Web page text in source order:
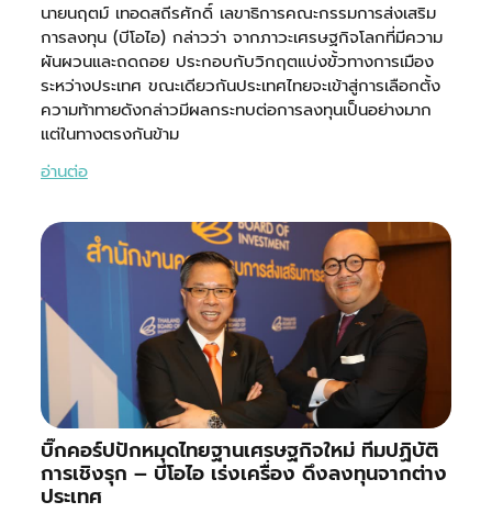
นายนฤตม์ เทอดสถีรศักดิ์ เลขาธิการคณะกรรมการส่งเสริม
การลงทุน (บีโอไอ) กล่าวว่า จากภาวะเศรษฐกิจโลกที่มีความ
ผันผวนและถดถอย ประกอบกับวิกฤตแบ่งขั้วทางการเมือง
ระหว่างประเทศ ขณะเดียวกันประเทศไทยจะเข้าสู่การเลือกตั้ง
ความท้าทายดังกล่าวมีผลกระทบต่อการลงทุนเป็นอย่างมาก
แต่ในทางตรงกันข้าม
อ่านต่อ
บิ๊กคอร์ปปักหมุดไทยฐานเศรษฐกิจใหม่ ทีมปฏิบัติ
การเชิงรุก – บีโอไอ เร่งเครื่อง ดึงลงทุนจากต่าง
ประเทศ